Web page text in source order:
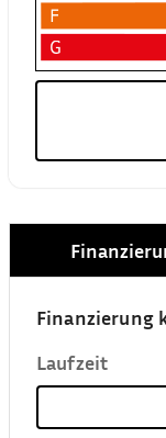
Finanzierung
Laufzeit